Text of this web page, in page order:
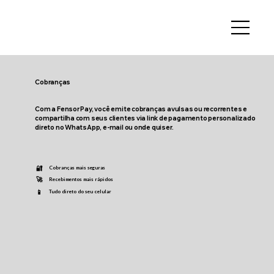
Cobranças
Com a Fensor Pay, você emite cobranças avulsas ou recorrentes e
compartilha com seus clientes via link de pagamento personalizado
direto no WhatsApp, e-mail ou onde quiser.
🔐
🚀
📱
Cobranças mais seguras
Recebimentos mais rápidos
Tudo direto do seu celular